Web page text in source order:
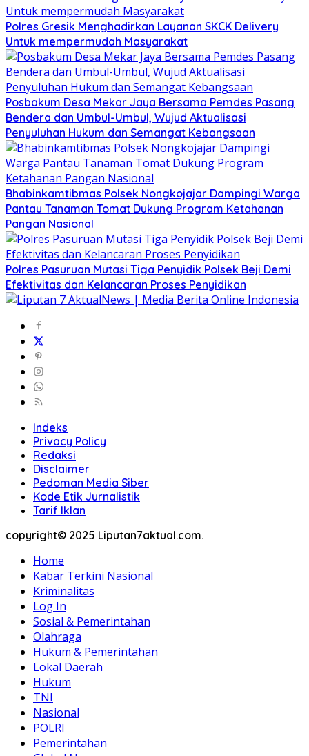
Polres Gresik Menghadirkan Layanan SKCK Delivery
Untuk mempermudah Masyarakat
Posbakum Desa Mekar Jaya Bersama Pemdes Pasang
Bendera dan Umbul-Umbul, Wujud Aktualisasi
Penyuluhan Hukum dan Semangat Kebangsaan
Bhabinkamtibmas Polsek Nongkojajar Dampingi Warga
Pantau Tanaman Tomat Dukung Program Ketahanan
Pangan Nasional
Polres Pasuruan Mutasi Tiga Penyidik Polsek Beji Demi
Efektivitas dan Kelancaran Proses Penyidikan
Indeks
Privacy Policy
Redaksi
Disclaimer
Pedoman Media Siber
Kode Etik Jurnalistik
Tarif Iklan
copyright© 2025 Liputan7aktual.com.
Home
Kabar Terkini Nasional
Kriminalitas
Log In
Sosial & Pemerintahan
Olahraga
Hukum & Pemerintahan
Lokal Daerah
Hukum
TNI
Nasional
POLRI
Pemerintahan